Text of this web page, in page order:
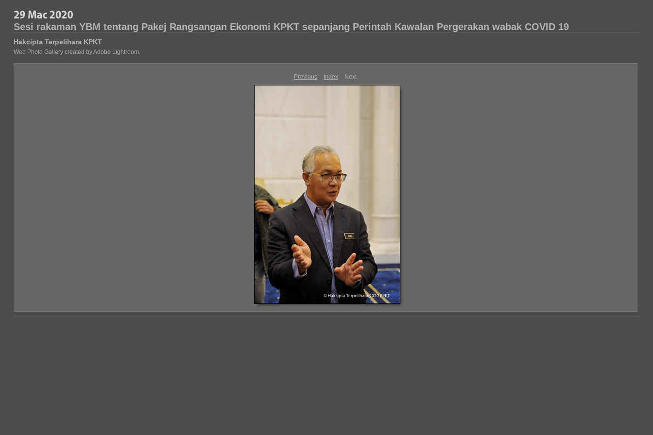
Sesi rakaman YBM tentang Pakej Rangsangan Ekonomi KPKT sepanjang Perintah Kawalan Pergerakan wabak COVID 19
Hakcipta Terpelihara KPKT
Web Photo Gallery created by Adobe Lightroom.
Previous Index Next